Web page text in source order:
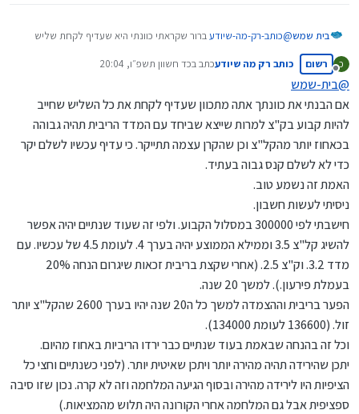
בית שמש@כותב-רק-מה-שיודעברור שקראתי כוונתי היא שעדיף לקחת שליש
הריביות למחזר ולעשות את הקבועה לא צמודה ולא נצטרך לשלם קנס
גבוהה במיחזור, מה לא מובן?
כ
מנותק
רשום כותב רק מה שיודעכתב בכד חשוון תשפ״ו, 20:04
נערך לאחרונה על ידי
@בית-שמש
אם הבנתי את כוונתך אתה מתכוון שעדיף לקחת את כל השליש שחייב
להיות קבוע בק"צ למרות שייצא שביחד עם המדד הריבית תהיה גבוהה
בכאחוז יותר מהקל"צ וכן שהקרן עצמה תתייקר. כי עדיף עכשיו לשלם יקר
כדי לא לשלם קנס גבוה בעתיד.
האמת זה נשמע טוב.
ניסיתי לעשות חשבון.
חישבתי לפי 300000 במסלול הקבוע. ולפי זה שעוד שנתיים יהיה אפשר
להשיג קל"צ 3.5 וממילא הממוצע יהיה בערך 4. לעומת 4.5 של עכשיו. עם
מדד 3.2. וק"צ 2.5. (אחרי שקצת בריבית זכאות שיגרום הנחה 20%
בעמלת פירעון.). למשך 20 שנה.
הפער בריבית וההצמדה למשך כל ה20 שנה יהיו בערך 2600 שהקל"צ יותר
זול. (136600 לעומת 134000).
וכל זה בהנחה שבאמת בעוד שנתיים כבר ירדו הריביות באחוז מהיום.
יתכן שהירידה תהיה מהירה יותר ויתכן שאיטית יותר. (לפני כשנתיים וחצי כל
הציפיות היו לירידה מהירה ובסוף הגיעה המלחמה וזה לא קרה. נכון שזו סיבה
ספציפית אבל גם המלחמה אחרי הקורונה היה תלוש מהמציאות.)